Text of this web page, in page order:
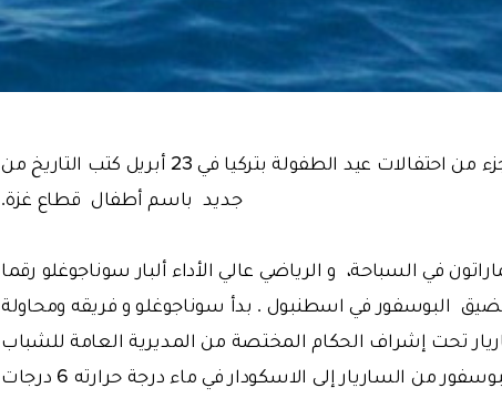
في محاولة لتسجيل رقم قياسي جديد في جزء من احتفالات عيد الطفولة بتركيا في 23 أبريل كتب التاريخ من
جديد باسم أطفال قطاع غزة.
في السباحة، و الرياضي عالي الأداء ألبار سوناجوغلو رقما
البوسفور في اسطنبول . بدأ سوناجوغلو و فريقه ومحاولة
تحت إشراف الحكام المختصة من المديرية العامة للشباب
والرياضة. و قام بالسباحة في مضيق البوسفور من الساريار إلى الاسكودار في ماء درجة حرارته 6 درجات